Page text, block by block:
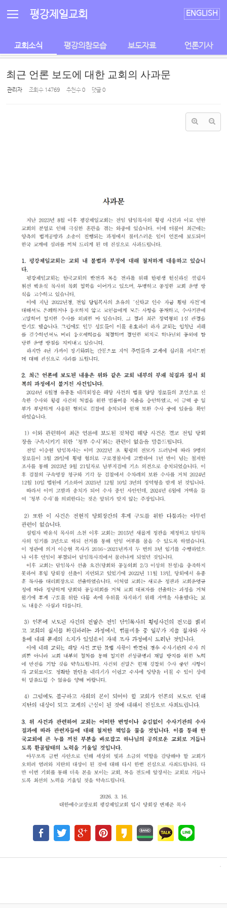
평강제일교회 ENGLISH
교회소식 평강의참모습 보도자료 언론기사
최근 언론 보도에 대한 교회의 사과문
관리자 조회 수 14769 추천 수0 댓글0